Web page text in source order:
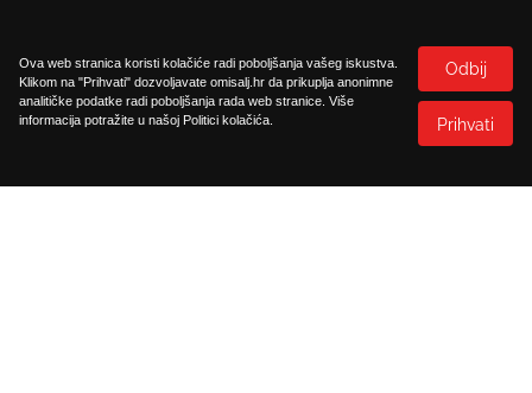
Politika kolačića
©2026
Ova web stranica koristi kolačiće radi poboljšanja vašeg iskustva.
Klikom na "Prihvati" dozvoljavate omisalj.hr da prikuplja anonimne
analitičke podatke radi poboljšanja rada web stranice. Više
informacija potražite u našoj Politici kolačića.
Odbij
Prihvati